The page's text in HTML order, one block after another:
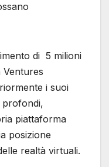
di 5 milioni
Ventures
i suoi
profondi,
piattaforma
posizione
realtà virtuali.